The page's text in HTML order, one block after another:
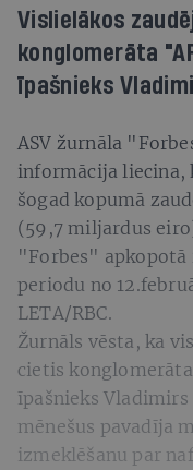
Vislielākos
konglomerāta
īpašnieks
ASV žurnāla
informācija liecina,
šogad kopumā
(59,7 miljardus
"Forbes" apkopotā
periodu no
LETA/RBC.
Žurnāls vēsta, ka
cietis
īpašnieks
mēnešus pavadīja
izmeklēšanu par